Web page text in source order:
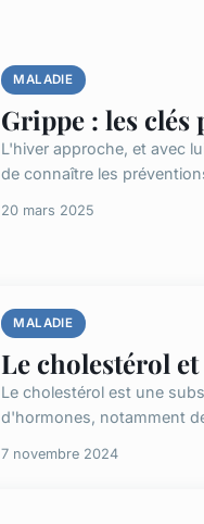
MALADIE
Grippe : les clés
L'hiver approche, et avec
de connaître les
20 mars 2025
MALADIE
Le cholestérol
Le cholestérol est une
d'hormones, notamment
7 novembre 2024